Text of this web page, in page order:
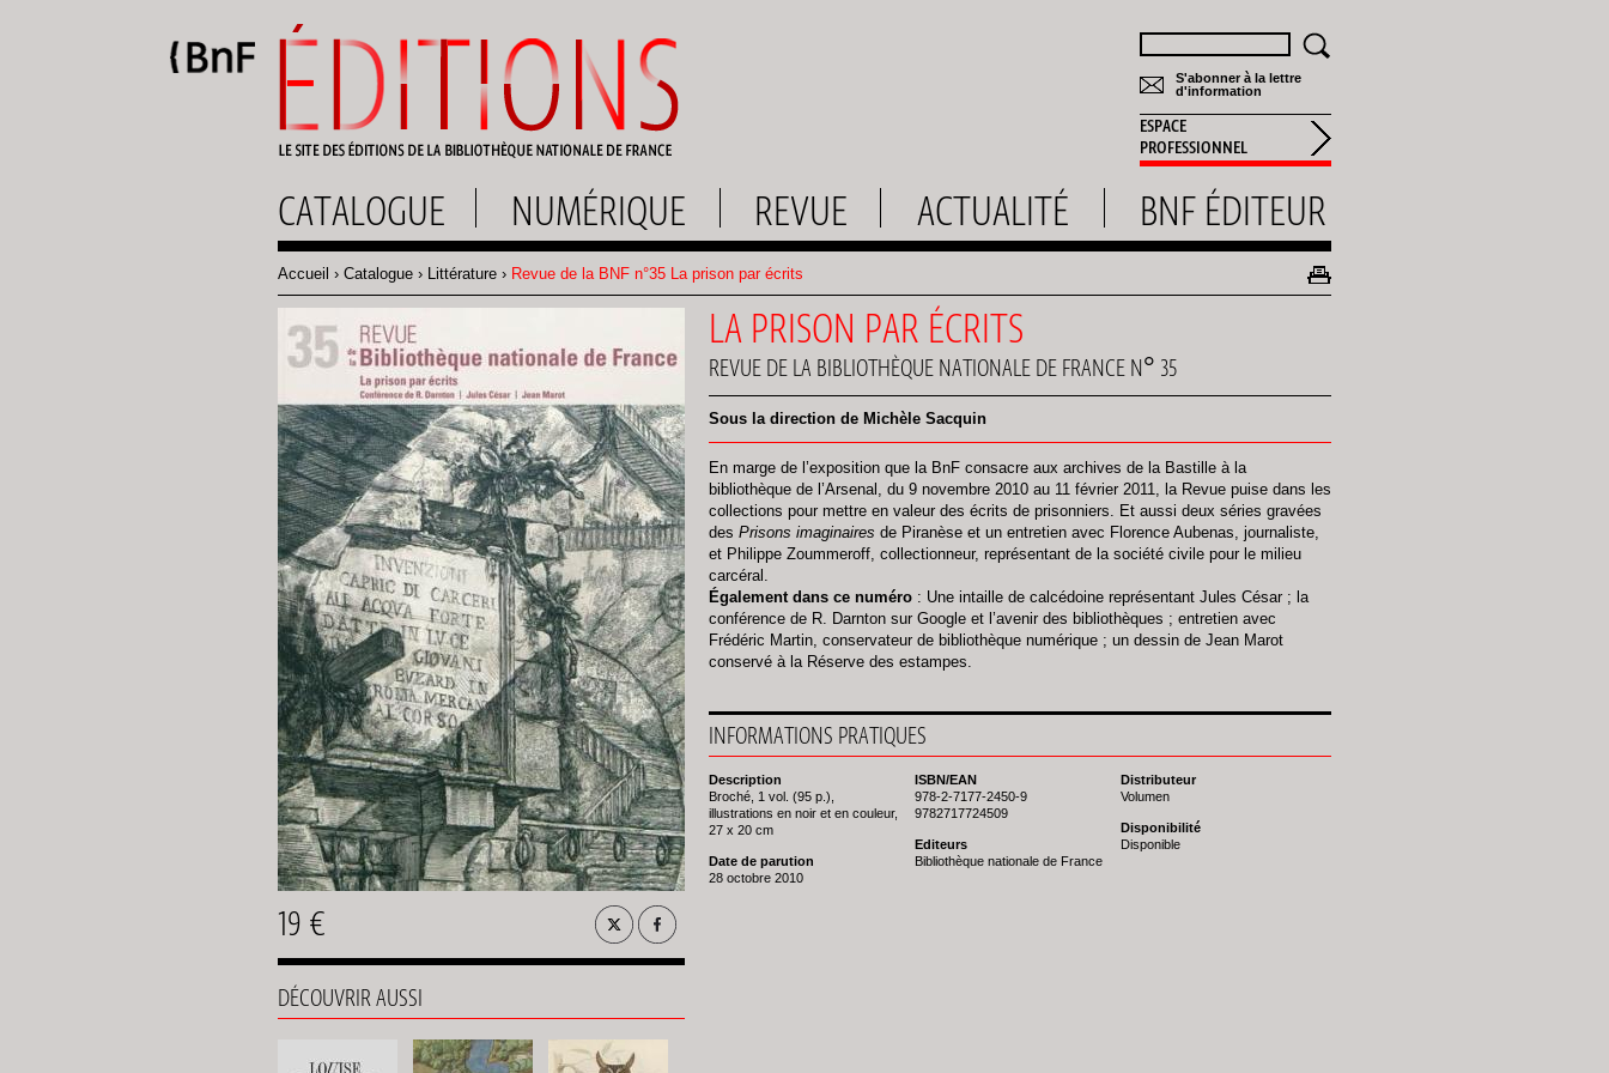
S'abonner à la lettre
d'information
ESPACE
PROFESSIONNEL
CATALOGUE NUMÉRIQUE REVUE ACTUALITÉ BNF ÉDITEUR
Fil
d'Ariane
Accueil Catalogue Littérature Revue de la BNF n°35 La prison par écrits
19 €
DÉCOUVRIR AUSSI
LA PRISON PAR ÉCRITS
REVUE DE LA BIBLIOTHÈQUE NATIONALE DE FRANCE N° 35
Sous la direction de Michèle Sacquin
En marge de l’exposition que la BnF consacre aux archives de la Bastille à la
bibliothèque de l’Arsenal, du 9 novembre 2010 au 11 février 2011, la Revue puise dans les
collections pour mettre en valeur des écrits de prisonniers. Et aussi deux séries gravées
des Prisons imaginaires de Piranèse et un entretien avec Florence Aubenas, journaliste,
et Philippe Zoummeroff, collectionneur, représentant de la société civile pour le milieu
carcéral.
Également dans ce numéro : Une intaille de calcédoine représentant Jules César ; la
conférence de R. Darnton sur Google et l’avenir des bibliothèques ; entretien avec
Frédéric Martin, conservateur de bibliothèque numérique ; un dessin de Jean Marot
conservé à la Réserve des estampes.
INFORMATIONS PRATIQUES
Description
Broché, 1 vol. (95 p.),
illustrations en noir et en couleur,
27 x 20 cm
Date de parution
28 octobre 2010
ISBN/EAN
978-2-7177-2450-9
9782717724509
Editeurs
Bibliothèque nationale de France
Distributeur
Volumen
Disponibilité
Disponible